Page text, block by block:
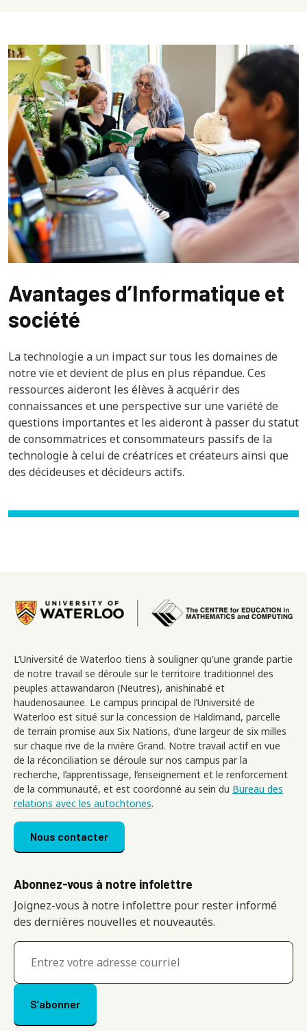
Avantages d’Informatique et
société
La technologie a un impact sur tous les domaines de
notre vie et devient de plus en plus répandue. Ces
ressources aideront les élèves à acquérir des
connaissances et une perspective sur une variété de
questions importantes et les aideront à passer du statut
de consommatrices et consommateurs passifs de la
technologie à celui de créatrices et créateurs ainsi que
des décideuses et décideurs actifs.
Image
L’Université de Waterloo tiens à souligner qu'une grande partie
de notre travail se déroule sur le territoire traditionnel des
peuples attawandaron (Neutres), anishinabé et
haudenosaunee. Le campus principal de l’Université de
Waterloo est situé sur la concession de Haldimand, parcelle
de terrain promise aux Six Nations, d’une largeur de six milles
sur chaque rive de la rivière Grand. Notre travail actif en vue
de la réconciliation se déroule sur nos campus par la
recherche, l’apprentissage, l’enseignement et le renforcement
de la communauté, et est coordonné au sein du Bureau des
relations avec les autochtones.
Footer menu
Nous contacter
Abonnez-vous à notre infolettre
Joignez-vous à notre infolettre pour rester informé
des dernières nouvelles et nouveautés.